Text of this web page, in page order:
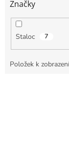
Značky
Staloc 7
Položek k